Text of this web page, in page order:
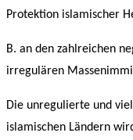
Protektion islamischer
B. an den zahlreichen
irregulären
Die unregulierte und
islamischen Ländern